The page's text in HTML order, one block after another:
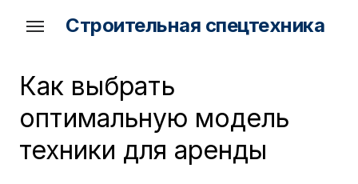
content
Строительная спецтехника
Как выбрать
оптимальную модель
техники для аренды